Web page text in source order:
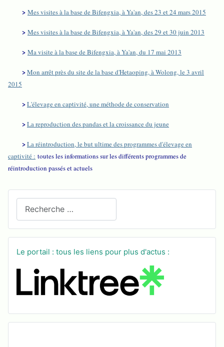
Le portail : tous les liens pour plus d'actus :
> Mes visites à la base de Bifengxia, à Ya'an, des 23 et 24 mars 2015
> Mes visites à la base de Bifengxia, à Ya'an, des 29 et 30 juin 2013
> Ma visite à la base de Bifengxia, à Ya'an, du 17 mai 2013
>Mon arrêt près du site de la base d'Hetaoping, à Wolong, le 3 avril
2015
>L'élevage en captivité, une méthode de conservation
>La reproduction des pandas et la croissance du jeune
>La réintroduction, le but ultime des programmes d'élevage en
captivité : toutes les informations sur les différents programmes de
réintroduction passés et actuels